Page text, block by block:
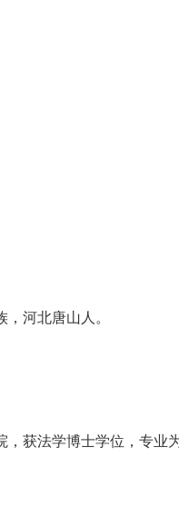
，河北唐山人。
，获法学博士学位，专业